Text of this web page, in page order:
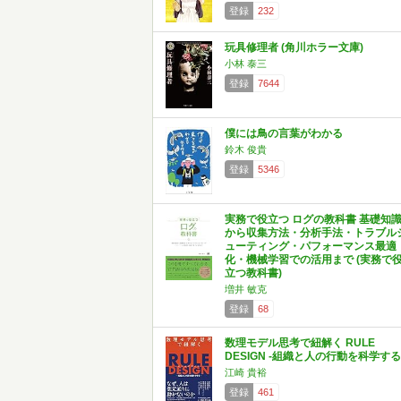
登録 232
玩具修理者 (角川ホラー文庫)
小林 泰三
登録
7644
僕には鳥の言葉がわかる
鈴木 俊貴
登録
5346
実務で役立つ ログの教科書 基礎知識
から収集方法・分析手法・トラブル
ューティング・パフォーマンス最適
化・機械学習での活用まで (実務で
立つ教科書)
増井 敏克
登録
68
数理モデル思考で紐解く RULE
DESIGN -組織と人の行動を科学す
江崎 貴裕
登録
461